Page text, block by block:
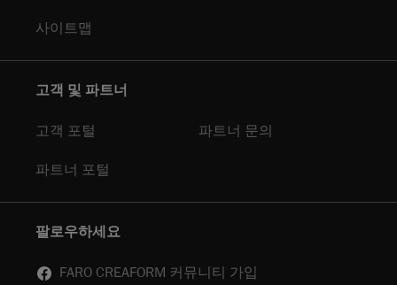
사이트맵
고객 및 파트너
고객 포털 파트너 문의
파트너 포털
팔로우하세요
FARO CREAFORM 커뮤니티 가입